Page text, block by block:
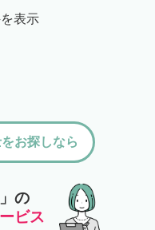
表示
の
ビス
お探しなら